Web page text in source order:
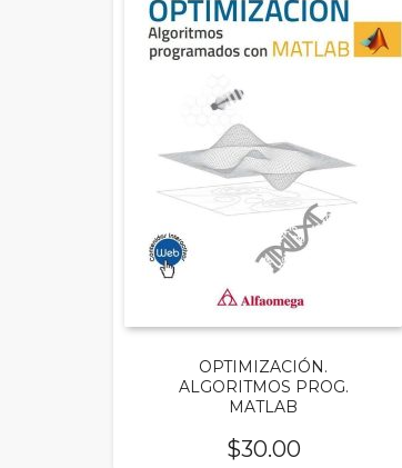
OPTIMIZACIÓN.
ALGORITMOS PROG.
MATLAB
$30.00